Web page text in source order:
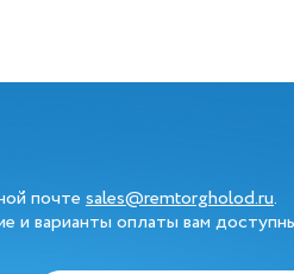
почте sales@remtorgholod.ru.
и варианты оплаты вам